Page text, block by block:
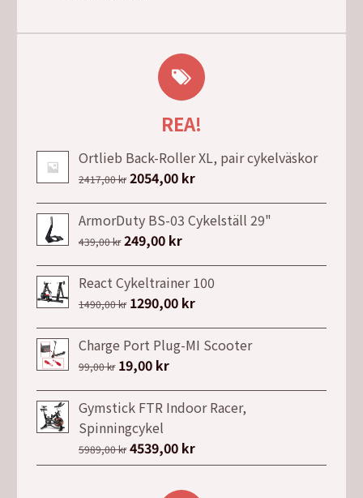
REA!
Ortlieb Back-Roller XL, pair cykelväskor
2417,00kr Det
ursprungliga
priset
var:
2054,00 krDet
nuvarande
priset
ArmorDuty BS-03 Cykelställ 29"
439,00kr Det
ursprungliga
priset
var:
249,00 krDet
nuvarande
priset
är:
React Cykeltrainer 100
1490,00kr Det
ursprungliga
priset
var:
1290,00 krDet
nuvarande
priset
Charge Port Plug-MI Scooter
99,00kr Det
ursprungliga
priset
var:
99,00 kr.
19,00 krDet
nuvarande
priset
19,00 kr.
Gymstick FTR Indoor Racer,
Spinningcykel
5989,00kr Det
ursprungliga
4539,00 krDet
nuvarande